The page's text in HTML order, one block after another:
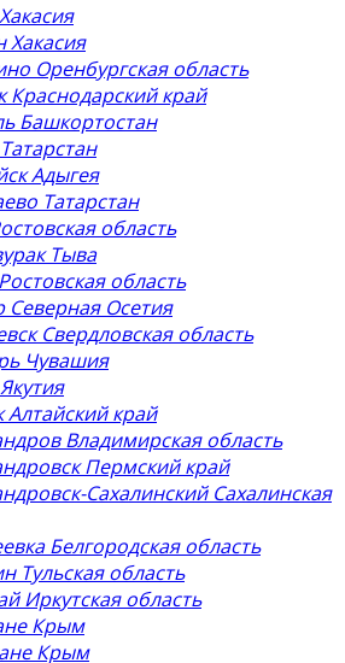
Хакасия
Оренбургская область
Краснодарский край
Башкортостан
Адыгея
Татарстан
область
Тыва
область
Северная Осетия
Свердловская область
Чувашия
край
Владимирская область
Пермский край
Сахалинский Сахалинская
Белгородская область
Тульская область
Иркутская область
Крым
Крым